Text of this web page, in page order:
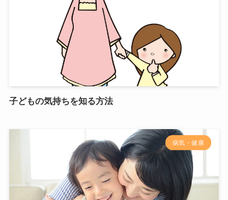
子どもの気持ちを知る方法
病気・健康